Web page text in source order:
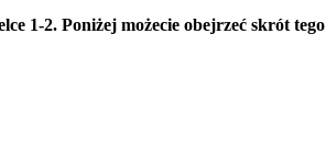
1-2. Poniżej możecie obejrzeć skrót tego